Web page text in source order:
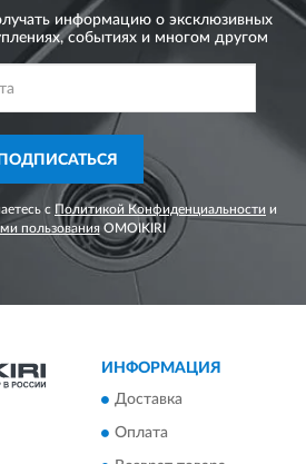
информацию о эксклюзивных
событиях и многом другом
ПОДПИСАТЬСЯ
с Политикой Конфиденциальности и
пользованияOMOIKIRI
ИНФОРМАЦИЯ
Доставка
Оплата